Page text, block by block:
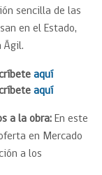
sencilla de las
en el Estado,
Ágil.
aquí
aquí
a la obra: En este
en Mercado
a los